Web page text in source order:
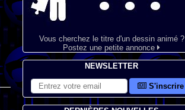
Vous cherchez le titre d'un dessin animé ?
Postez une petite annonce
NEWSLETTER
S'inscrire